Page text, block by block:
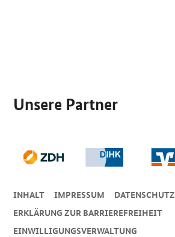
Unsere Partner
INHALT IMPRESSUM
DA­TEN­SCHUTZ
ERKLÄRUNG ZUR BARRIEREFREIHEIT
EINWILLIGUNGSVERWALTUNG